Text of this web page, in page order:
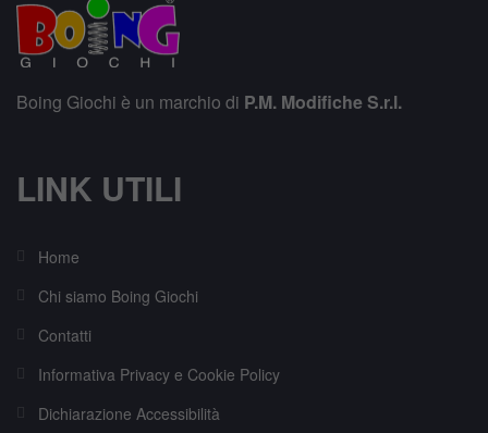
Boing Giochi è un marchio di P.M. Modifiche S.r.l.
LINK UTILI
Home
Chi siamo Boing Giochi
Contatti
Informativa Privacy e Cookie Policy
Dichiarazione Accessibilità